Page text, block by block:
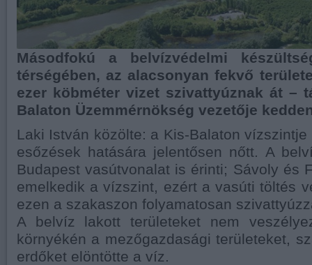
Másodfokú a belvízvédelmi
térségében, az alacsonyan fekvő
ezer köbméter vizet szivattyúznak át –
Balaton Üzemmérnökség vezetője
Laki István közölte: a Kis-Balaton
esőzések hatására jelentősen nőtt. A
Budapest vasútvonalat is érinti; Sávoly és
emelkedik a vízszint, ezért a vasúti töltés
ezen a szakaszon folyamatosan
A belvíz lakott területeket nem
környékén a mezőgazdasági területeket,
erdőket elöntötte a víz.